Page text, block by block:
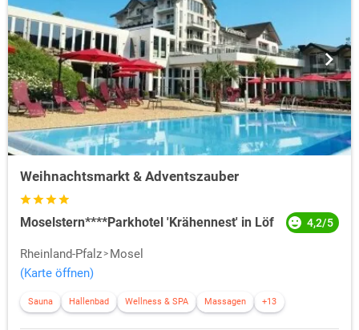
Weihnachtsmarkt & Adventszauber
Moselstern****Parkhotel 'Krähennest' in Löf 4,2/5
Rheinland-Pfalz
Mosel
(Karte öffnen)
Sauna Hallenbad Wellness & SPA Massagen +13